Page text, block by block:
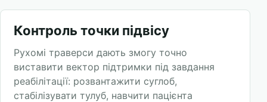
Контроль точки підвісу
Рухомі траверси дають змогу точно
виставити вектор підтримки під завдання
реабілітації: розвантажити суглоб,
стабілізувати тулуб, навчити пацієнта